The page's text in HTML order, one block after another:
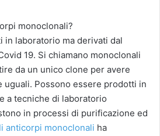
monoclonali?
in laboratorio ma derivati dal
19. Si chiamano monoclonali
da un unico clone per avere
uguali. Possono essere prodotti in
a tecniche di laboratorio
in processi di purificazione ed
anticorpi monoclonali ha